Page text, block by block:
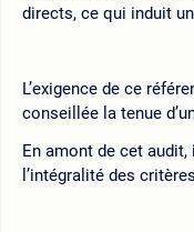
directs, ce qui induit
L’exigence de ce
conseillée la tenue
En amont de cet
l’intégralité des